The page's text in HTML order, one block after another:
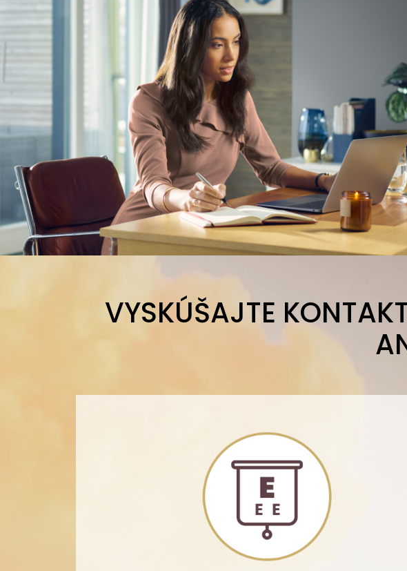
VYSKÚŠAJTE